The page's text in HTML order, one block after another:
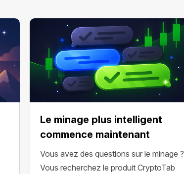
Le minage plus intelligent
commence maintenant
Vous avez des questions sur le minage ?
Vous recherchez le produit CryptoTab